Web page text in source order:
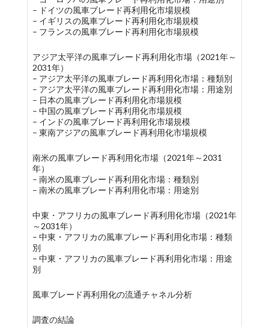
– ドイツの風車ブレード再利用化市場規模
– イギリスの風車ブレード再利用化市場規模
– フランスの風車ブレード再利用化市場規模
アジア太平洋の風車ブレード再利用化市場（2021年～
2031年）
– アジア太平洋の風車ブレード再利用化市場：種類別
– アジア太平洋の風車ブレード再利用化市場：用途別
– 日本の風車ブレード再利用化市場規模
– 中国の風車ブレード再利用化市場規模
– インドの風車ブレード再利用化市場規模
– 東南アジアの風車ブレード再利用化市場規模
南米の風車ブレード再利用化市場（2021年～2031
年）
– 南米の風車ブレード再利用化市場：種類別
– 南米の風車ブレード再利用化市場：用途別
中東・アフリカの風車ブレード再利用化市場（2021年
～2031年）
– 中東・アフリカの風車ブレード再利用化市場：種類
別
– 中東・アフリカの風車ブレード再利用化市場：用途
別
風車ブレード再利用化の流通チャネル分析
調査の結論